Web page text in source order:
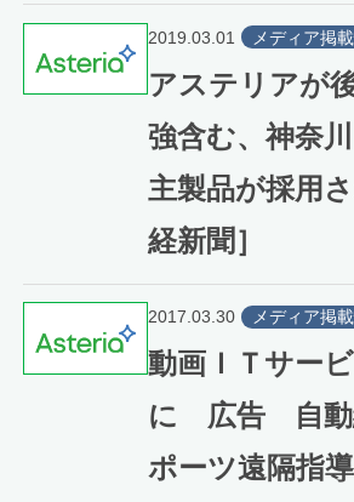
2019.03.01 メディア掲
アステリアが
強含む、神奈
主製品が採用
経新聞］
2017.03.30 メディア掲
動画ＩＴサー
に 広告 自
ポーツ遠隔指